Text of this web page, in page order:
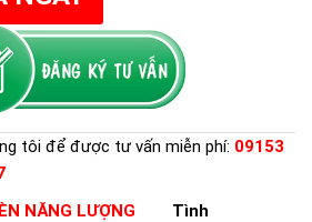
tôi để được tư vấn miễn phí: 09153
NĂNG LƯỢNG
Tình